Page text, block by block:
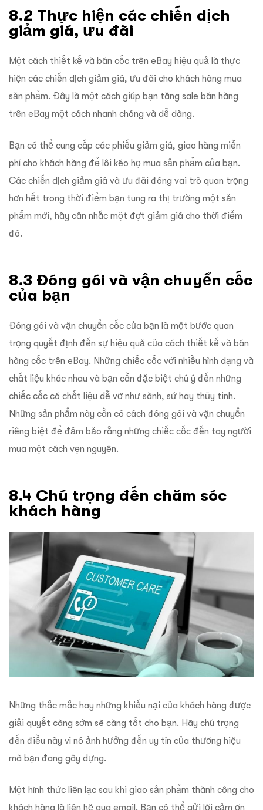
8.2 Thực hiện các chiến dịch
giảm giá, ưu đãi
Một cách thiết kế và bán cốc trên eBay hiệu quả là thực
hiện các chiến dịch giảm giá, ưu đãi cho khách hàng mua
sản phẩm. Đây là một cách giúp bạn tăng sale bán hàng
trên eBay một cách nhanh chóng và dễ dàng.
Bạn có thể cung cấp các phiếu giảm giá, giao hàng miễn
phí cho khách hàng để lôi kéo họ mua sản phẩm của bạn.
Các chiến dịch giảm giá và ưu đãi đóng vai trò quan trọng
hơn hết trong thời điểm bạn tung ra thị trường một sản
phẩm mới, hãy cân nhắc một đợt giảm giá cho thời điểm
đó.
8.3 Đóng gói và vận chuyển cốc
của bạn
Đóng gói và vận chuyển cốc của bạn là một bước quan
trọng quyết định đến sự hiệu quả của cách thiết kế và bán
hàng cốc trên eBay. Những chiếc cốc với nhiều hình dạng và
chất liệu khác nhau và bạn cần đặc biệt chú ý đến những
chiếc cốc có chất liệu dễ vỡ như sành, sứ hay thủy tinh.
Những sản phẩm này cần có cách đóng gói và vận chuyển
riêng biệt để đảm bảo rằng những chiếc cốc đến tay người
mua một cách vẹn nguyên.
8.4 Chú trọng đến chăm sóc
khách hàng
Những thắc mắc hay những khiếu nại của khách hàng được
giải quyết càng sớm sẽ càng tốt cho bạn. Hãy chú trọng
đến điều này vì nó ảnh hưởng đến uy tín của thương hiệu
mà bạn đang gây dựng.
Một hình thức liên lạc sau khi giao sản phẩm thành công cho
khách hàng là liên hệ qua email. Bạn có thể gửi lời cảm ơn